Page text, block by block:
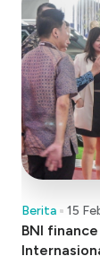
Berita 15
BNI